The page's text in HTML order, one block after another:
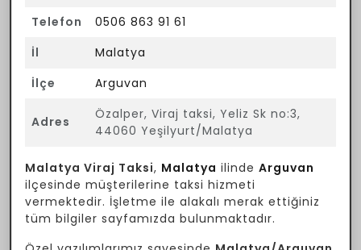
Telefon
0506 863 91 61
İl
Malatya
İlçe
Arguvan
Adres
Özalper, Viraj taksi, Yeliz Sk no:3,
44060 Yeşilyurt/Malatya
Malatya Viraj Taksi, Malatya ilinde Arguvan
ilçesinde müşterilerine taksi hizmeti
vermektedir. İşletme ile alakalı merak ettiğiniz
tüm bilgiler sayfamızda bulunmaktadır.